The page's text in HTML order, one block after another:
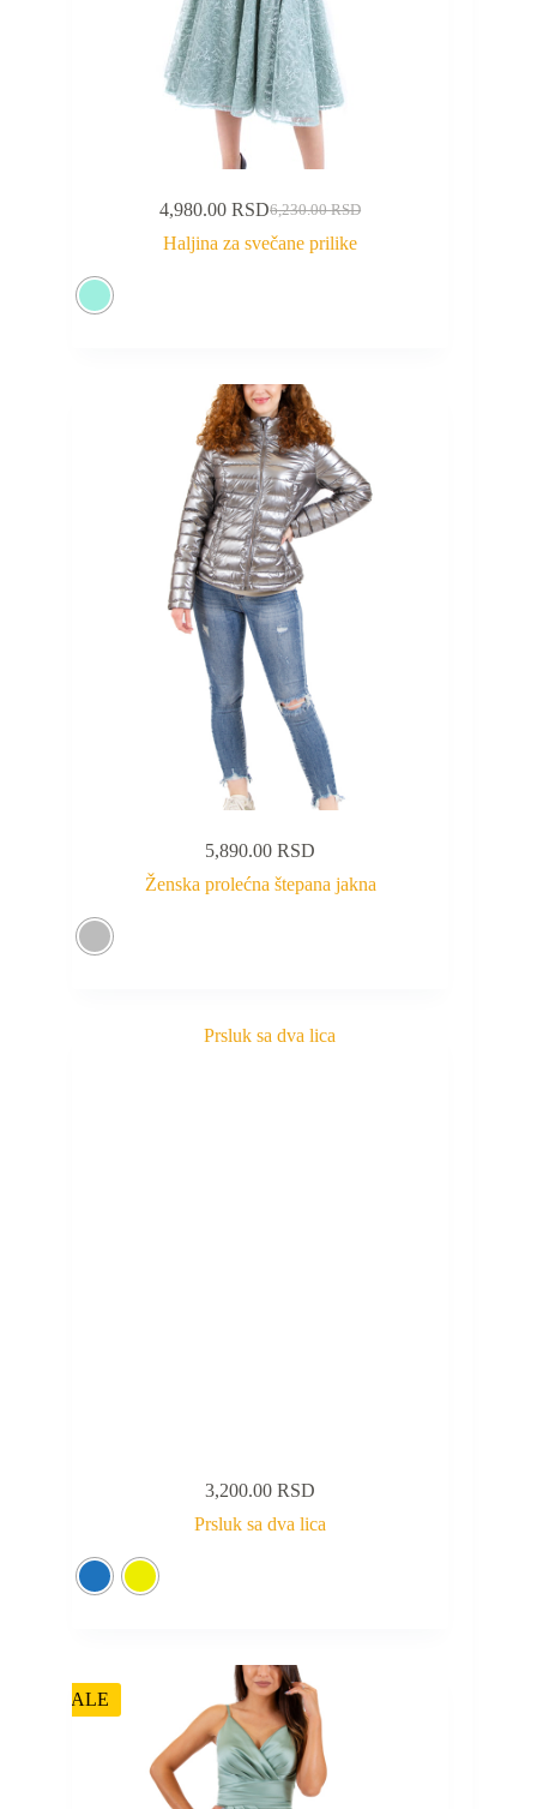
6,230.00RSD
4,980.00RSD
Haljina za svečane prilike
5,890.00RSD
Ženska prolećna štepana jakna
3,200.00RSD
Prsluk sa dva lica
SALE